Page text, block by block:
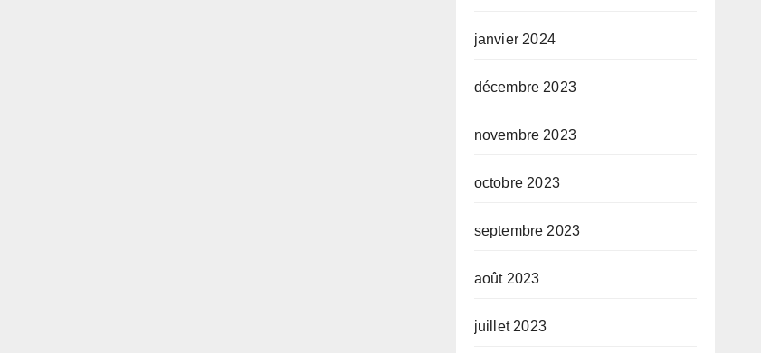
janvier 2024
décembre 2023
novembre 2023
octobre 2023
septembre 2023
août 2023
juillet 2023